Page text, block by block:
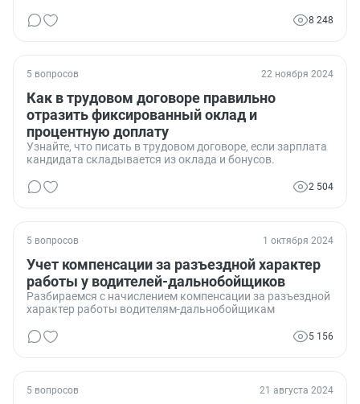
8 248
5 вопросов 22 ноября 2024
Как в трудовом договоре правильно
отразить фиксированный оклад и
процентную доплату
Узнайте, что писать в трудовом договоре, если зарплата
кандидата складывается из оклада и бонусов.
2 504
5 вопросов 1 октября 2024
Учет компенсации за разъездной характер
работы у водителей-дальнобойщиков
Разбираемся с начислением компенсации за разъездной
характер работы водителям-дальнобойщикам
5 156
5 вопросов 21 августа 2024